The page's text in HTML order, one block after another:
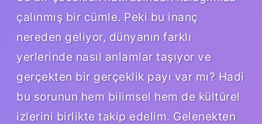
çalınmış bir cümle. Peki bu inanç
nereden geliyor, dünyanın farklı
yerlerinde nasıl anlamlar taşıyor ve
gerçekten bir gerçeklik payı var mı? Hadi
bu sorunun hem bilimsel hem de kültürel
izlerini birlikte takip edelim. Gelenekten